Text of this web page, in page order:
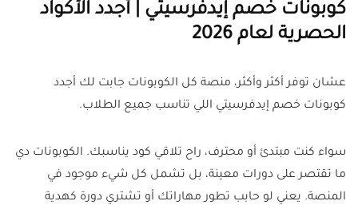
كوبونات خصم إيدفرسيتي | أجدد الأكواد
الحصرية لعام 2026
عشان توفر أكثر وأكثر، منصة كل الكوبونات جابت لك أجدد
كوبونات خصم إيدفرسيتي اللي تناسب جميع الطلاب.
سواء كنت مبتدئ أو محترف، راح تلاقي كود يناسبك. الكوبونات دي
ما تقتصر على دورات معينة، بل تشمل كل شيء موجود في
المنصة. يعني لو حابب تطور مهاراتك أو تشتري دورة كهدية